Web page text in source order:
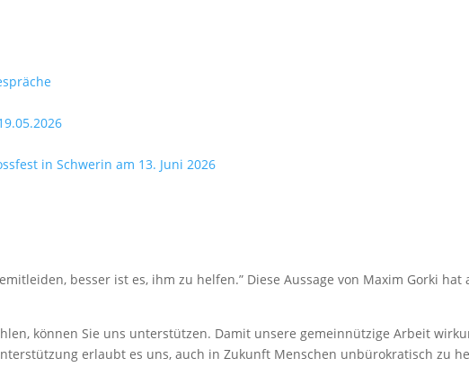
in Schwerin am 13. Juni 2026
besser ist es, ihm zu helfen.” Diese Aussage von Maxim Gorki
können Sie uns unterstützen. Damit unsere gemeinnützige Arbeit
erlaubt es uns, auch in Zukunft Menschen unbürokratisch zu